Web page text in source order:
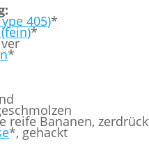
405)*
*
*
reife Bananen,
*, gehackt